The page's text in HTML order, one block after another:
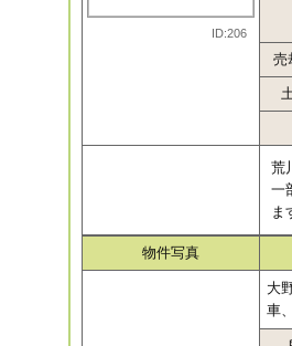
ID:206
売
荒
一
ま
物件写真
大
車